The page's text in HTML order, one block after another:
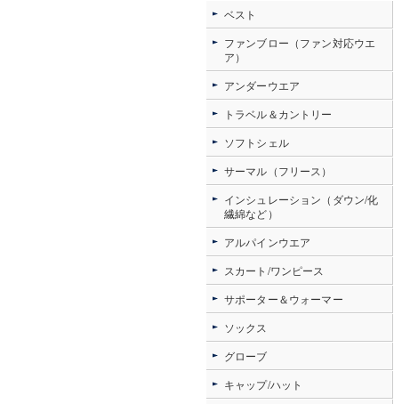
ベスト
ファンブロー（ファン対応ウエ
ア）
アンダーウエア
トラベル＆カントリー
ソフトシェル
サーマル（フリース）
インシュレーション（ダウン/化
繊綿など）
アルパインウエア
スカート/ワンピース
サポーター＆ウォーマー
ソックス
グローブ
キャップ/ハット